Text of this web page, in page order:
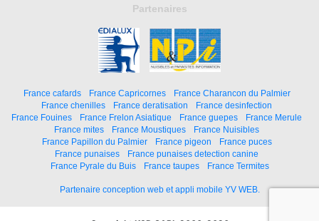
Partenaires
France cafards France Capricornes
France Charancon du Palmier
France chenilles
France deratisation
France desinfection
France Fouines
France Frelon Asiatique France guepes
France Merule
France mites
France Moustiques
France Nuisibles
France Papillon du Palmier
France pigeon
France puces
France punaises
France punaises detection canine
France Pyrale du Buis
France taupes France Termites
Partenaire conception web et appli mobile YV WEB.